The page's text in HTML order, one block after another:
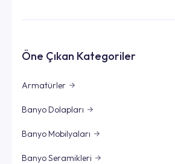
Öne Çıkan Kategoriler
Armatürler
Banyo Dolapları
Banyo Mobilyaları
Banyo Seramikleri